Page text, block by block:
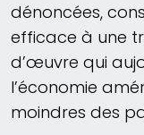
dénoncées,
efficace à une
d’œuvre qui
l’économie
moindres des